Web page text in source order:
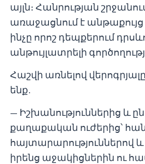
այլն։ Հանրության
առաջացնում է անթաքույց
ինչը որոշ դեպքերում
անթույլատրելի
Հաշվի առնելով
ենք.
— Իշխանություններից և
քաղաքական ուժերից՝
հայտարարություններով և
իրենց աջակիցներին ու